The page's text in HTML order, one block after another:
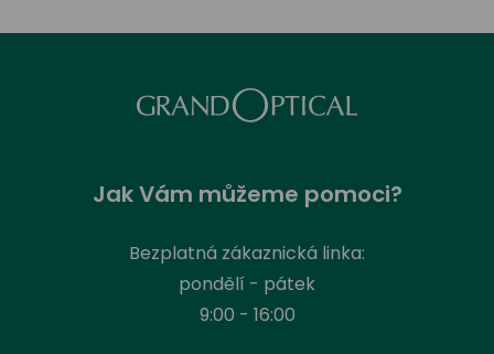
Jak Vám můžeme pomoci?
Bezplatná zákaznická linka:
pondělí - pátek
9:00 - 16:00